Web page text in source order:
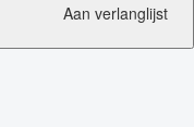
Aan verlanglijst